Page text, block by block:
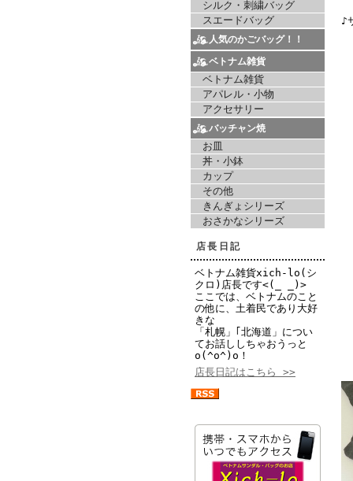
シルク・刺繍バッグ
スエードバッグ
人気のかごバッグ！！
ベトナム雑貨
ベトナム雑貨
アパレル・小物
アクセサリー
バッチャン焼
お皿
丼・小鉢
カップ
その他
きんぎょシリーズ
おさかなシリーズ
店長日記
ベトナム雑貨xich-lo(シ
クロ)店長です<(_ _)>
ここでは、ベトナムのこと
の他に、土着民であり大好
きな
「札幌」｢北海道」につい
てお話ししちゃおうっと
o(^o^)o！
店長日記はこちら >>
♪